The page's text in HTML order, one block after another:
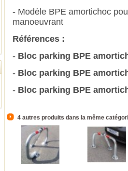
- Modèle BPE amortichoc
manoeuvrant
Références :
- Bloc parking BPE
- Bloc parking BPE
- Bloc parking BPE
4 autres produits dans la même